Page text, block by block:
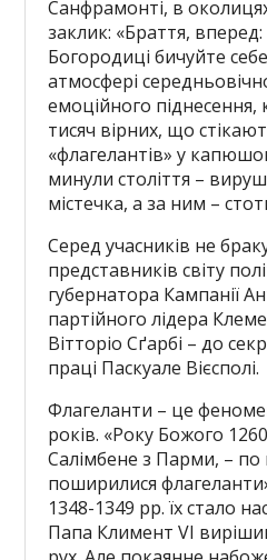
Санфрамонті, в
заклик: «Браття, вперед:
Богородиці бичуйте
атмосфері
емоційного піднесення,
тисяч вірних, що
«флагелантів» у
минули століття –
містечка, а за ним –
Серед учасників не
представників світу
губернатора Кампанії
партійного лідера
Вітторіо Сґарбі – до
праці Паскуале Вієсполі.
Флагеланти – це
років. «Року Божого
Салімбене з Парми, – по
поширилися
1348-1349 рр. їх стало
Папа Климент VI